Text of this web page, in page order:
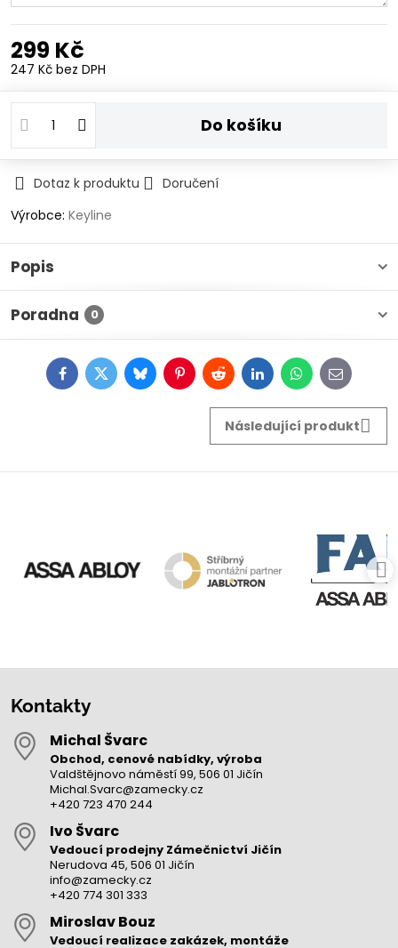
299 Kč
247 Kč bez DPH
Do košíku
Dotaz k produktu
Doručení
Výrobce: Keyline
Popis
Poradna 0
FacebookTwitterBlueskyPinterestRedditLinkedInWhatsApp
E-
mail
Následující produkt
Kontakty
Michal Švarc
Obchod, cenové nabídky, výroba
Valdštějnovo náměstí 99, 506 01 Jičín
Michal.Svarc@zamecky.cz
+420 723 470 244
Ivo Švarc
Vedoucí prodejny Zámečnictví Jičín
Nerudova 45, 506 01 Jičín
info@zamecky.cz
+420 774 301 333
Miroslav Bouz
Vedoucí realizace zakázek, montáže